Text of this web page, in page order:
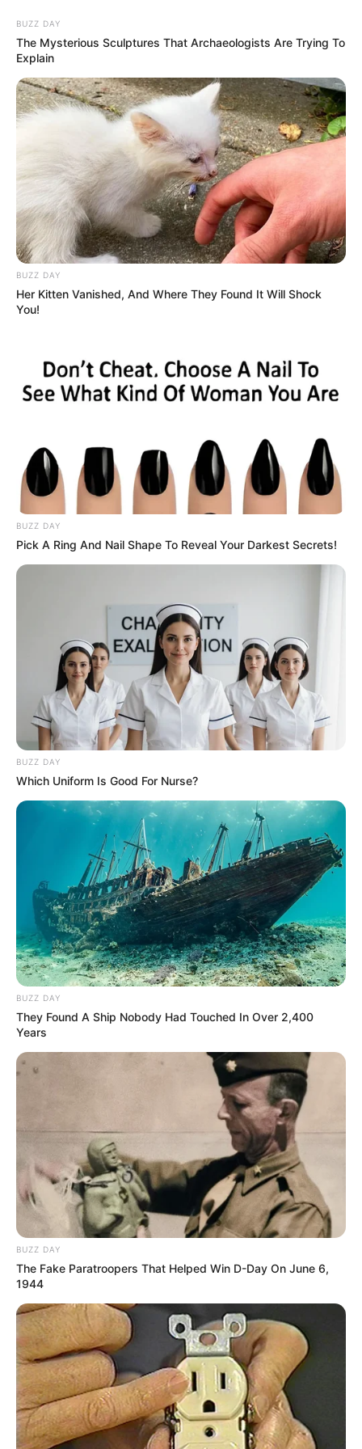
HOME
SERIES
Amel Alvi
VOTE
Tanggal Lahir:
28 Juli1992
Tempat Lahir:
Sukabumi Jawa Barat,Indonesia
Umur: Profesi:
Aktris,Disjoki Model
Amel Alvi adalah seorang aktris, model, dan DJ yang berasal dari
Sukabumi, Jawa Barat.
Namanya mulai melambung ketika ia sukses bermain dalam film
BUZZ DAY
The Mysterious Sculptures That Archaeologists Are Trying To
Explain
BUZZ DAY
Her Kitten Vanished, And Where They Found It Will Shock
You!
BUZZ DAY
Pick A Ring And Nail Shape To Reveal Your Darkest Secrets!
BUZZ DAY
Which Uniform Is Good For Nurse?
BUZZ DAY
They Found A Ship Nobody Had Touched In Over 2,400
Years
BUZZ DAY
The Fake Paratroopers That Helped Win D-Day On June 6,
1944